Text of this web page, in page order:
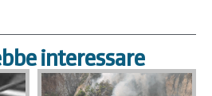
interessare